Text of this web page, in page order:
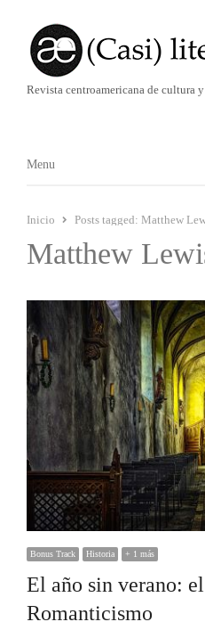
Revista centroamericana de cultura
Menú
Menu
Inicio Posts tagged: Matthew
Matthew
Bonus Track Historia + 1 más
El año sin verano:
Romanticismo